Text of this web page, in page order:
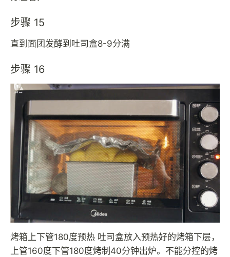
步骤 15
直到面团发酵到吐司盒8-9分满
步骤 16
烤箱上下管180度预热 吐司盒放入预热好的烤箱下层，
上管160度下管180度烤制40分钟出炉。不能分控的烤